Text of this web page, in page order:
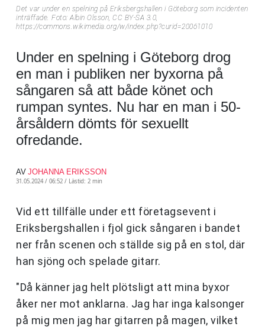
Det var under en spelning på Eriksbergshallen i Göteborg som incidenten
inträffade. Foto: Albin Olsson, CC BY-SA 3.0,
https://commons.wikimedia.org/w/index.php?curid=20061010
Under en spelning i Göteborg drog
en man i publiken ner byxorna på
sångaren så att både könet och
rumpan syntes. Nu har en man i 50-
årsåldern dömts för sexuellt
ofredande.
AV JOHANNA ERIKSSON
31.05.2024 / 06:52 / Lästid: 2 min
Vid ett tillfälle under ett företagsevent i
Eriksbergshallen i fjol gick sångaren i bandet
ner från scenen och ställde sig på en stol, där
han sjöng och spelade gitarr.
"Då känner jag helt plötsligt att mina byxor
åker ner mot anklarna. Jag har inga kalsonger
på mig men jag har gitarren på magen, vilket